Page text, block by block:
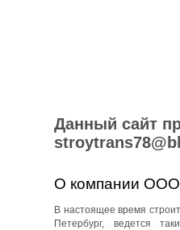
Данный сайт
О компании
В настоящее время
Петербург, ведется